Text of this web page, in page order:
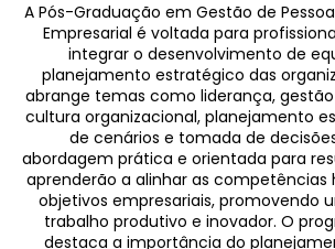
A Pós-Graduação em Gestão de
Empresarial é voltada para
integrar o desenvolvimento de
planejamento estratégico das
abrange temas como liderança,
cultura organizacional, planejamento
de cenários e tomada de
abordagem prática e orientada para
aprenderão a alinhar as competências
objetivos empresariais, promovendo
trabalho produtivo e inovador. O
destaca a importância do